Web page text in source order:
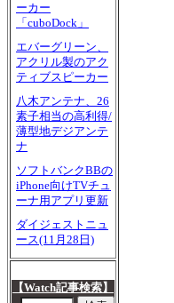
ーカー
「cuboDock」
エバーグリーン、
アクリル製のアク
ティブスピーカー
八木アンテナ、26
素子相当の高利得/
薄型地デジアンテ
ナ
ソフトバンクBBの
iPhone向けTVチュ
ーナ用アプリ更新
ダイジェストニュ
ース(11月28日)
【Watch記事検索】